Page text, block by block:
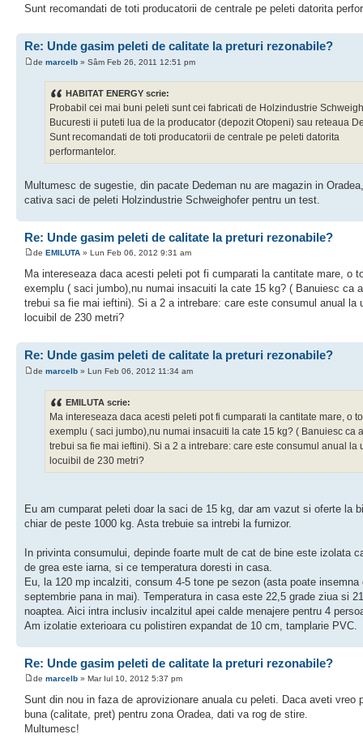
Sunt recomandati de toti producatorii de centrale pe peleti datorita
Re: Unde gasim peleti de calitate la preturi rezonabile?
de marcelb » Sâm Feb 26, 2011 12:51 pm
HABITAT ENERGY scrie:
Probabil cei mai buni peleti sunt cei fabricati de Holzindustrie
Bucuresti ii puteti lua de la producator (depozit Otopeni) sau reteaua
Sunt recomandati de toti producatorii de centrale pe peleti datorita
performantelor.
Multumesc de sugestie, din pacate Dedeman nu are magazin in
cativa saci de peleti Holzindustrie Schweighofer pentru un test.
Re: Unde gasim peleti de calitate la preturi rezonabile?
de EMILUTA » Lun Feb 06, 2012 9:31 am
Ma intereseaza daca acesti peleti pot fi cumparati la cantitate mare, o
exemplu ( saci jumbo),nu numai insacuiti la cate 15 kg? ( Banuiesc ca
trebui sa fie mai ieftini). Si a 2 a intrebare: care este consumul anual la
locuibil de 230 metri?
Re: Unde gasim peleti de calitate la preturi rezonabile?
de marcelb » Lun Feb 06, 2012 11:34 am
EMILUTA scrie:
Ma intereseaza daca acesti peleti pot fi cumparati la cantitate mare, o
exemplu ( saci jumbo),nu numai insacuiti la cate 15 kg? ( Banuiesc ca
trebui sa fie mai ieftini). Si a 2 a intrebare: care este consumul anual la
locuibil de 230 metri?
Eu am cumparat peleti doar la saci de 15 kg, dar am vazut si oferte la
chiar de peste 1000 kg. Asta trebuie sa intrebi la furnizor.
In privinta consumului, depinde foarte mult de cat de bine este izolata
de grea este iarna, si ce temperatura doresti in casa.
Eu, la 120 mp incalziti, consum 4-5 tone pe sezon (asta poate insemna
septembrie pana in mai). Temperatura in casa este 22,5 grade ziua si
noaptea. Aici intra inclusiv incalzitul apei calde menajere pentru 4
Am izolatie exterioara cu polistiren expandat de 10 cm, tamplarie PVC.
Re: Unde gasim peleti de calitate la preturi rezonabile?
de marcelb » Mar Iul 10, 2012 5:37 pm
Sunt din nou in faza de aprovizionare anuala cu peleti. Daca aveti vreo
buna (calitate, pret) pentru zona Oradea, dati va rog de stire.
Multumesc!